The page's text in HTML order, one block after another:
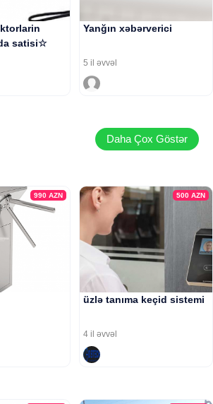
satisi☆
Yanğın xəbərverici
5 il əvvəl
Daha Çox Göstər
990 AZN 500 AZN
üzlə tanıma keçid sistemi
4 il əvvəl